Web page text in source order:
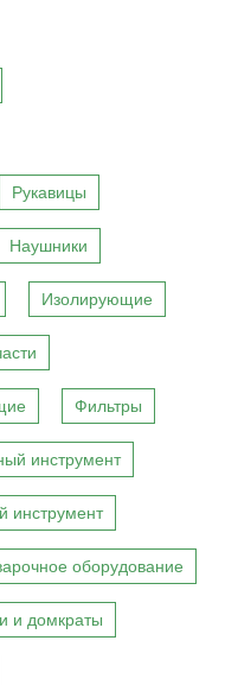
Рукавицы
Наушники
Изолирующие
Фильтры
инструмент
инструмент
оборудование
и домкраты